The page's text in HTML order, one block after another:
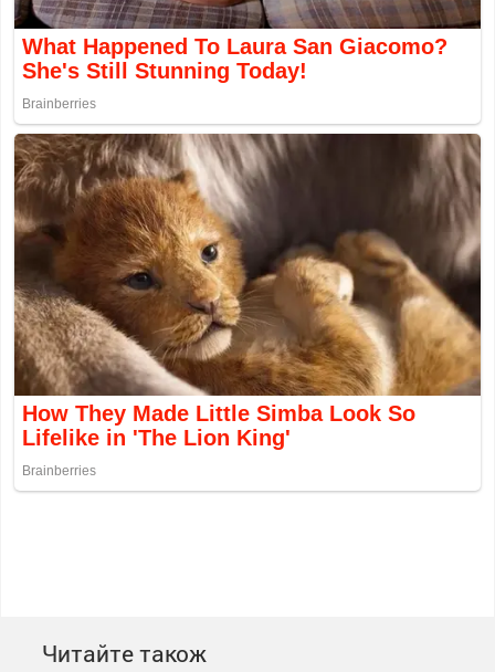
Читайте також